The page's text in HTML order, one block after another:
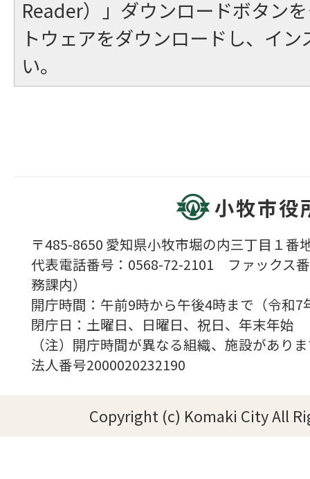
Reader）」ダウンロードボタン
トウェアをダウンロードし、イ
い。
小牧市役
〒485-8650 愛知県小牧市堀の内三丁目１番
代表電話番号：0568-72-2101 ファックス
務課内）
開庁時間：午前9時から午後4時まで（令
閉庁日：土曜日、日曜日、祝日、年末年始
（注）開庁時間が異なる組織、施設があり
法人番号2000020232190
Copyright (c) Komaki City All